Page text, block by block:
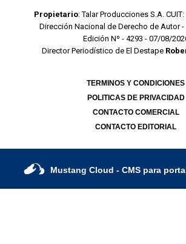
Propietario: Talar Producciones S.A.
Dirección Nacional de Derecho de Autor -
Edición Nº - 4293 - 07/08/
Director Periodístico de El Destape
TERMINOS Y CONDICIONES
POLITICAS DE PRIVACIDAD
CONTACTO COMERCIAL
CONTACTO EDITORIAL
Mustang Cloud - CMS para